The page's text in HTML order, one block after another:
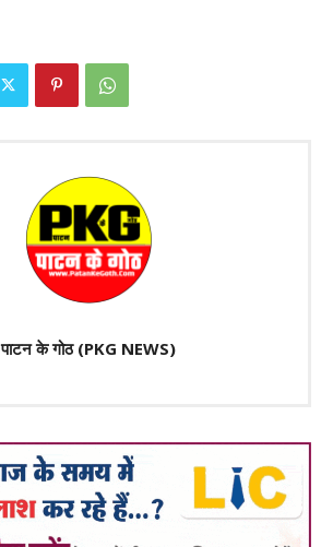
पाटन के गोठ (PKG NEWS)